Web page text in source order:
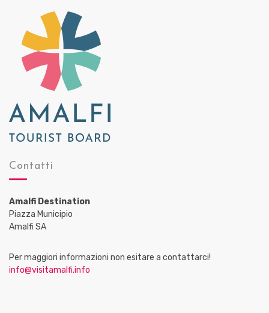
Contatti
Amalfi Destination
Piazza Municipio
Amalfi SA
Per maggiori informazioni non esitare a contattarci!
info@visitamalfi.info